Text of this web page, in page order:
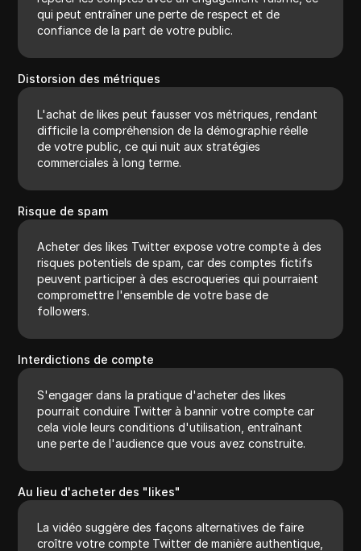
qui peut entraîner une perte de respect et de
confiance de la part de votre public.
Distorsion des métriques
L'achat de likes peut fausser vos métriques, rendant
difficile la compréhension de la démographie réelle
de votre public, ce qui nuit aux stratégies
commerciales à long terme.
Risque de spam
Acheter des likes Twitter expose votre compte à des
risques potentiels de spam, car des comptes fictifs
peuvent participer à des escroqueries qui pourraient
compromettre l'ensemble de votre base de
followers.
Interdictions de compte
S'engager dans la pratique d'acheter des likes
pourrait conduire Twitter à bannir votre compte car
cela viole leurs conditions d'utilisation, entraînant
une perte de l'audience que vous avez construite.
Au lieu d'acheter des "likes"
La vidéo suggère des façons alternatives de faire
croître votre compte Twitter de manière authentique,